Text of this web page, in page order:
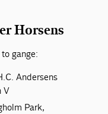
Horsens
gange:
Andersens
V
Park,